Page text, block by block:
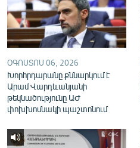
Русский
ՀԵՏԵՎԵՔ ՄԵԶ
ՕԳՈՍՏՈՍ 06, 2026
Խորհրդարանը քննարկում է
Արամ Վարդևանյանի
թեկնածությունը ԱԺ
փոխխոսնակի պաշտոնում